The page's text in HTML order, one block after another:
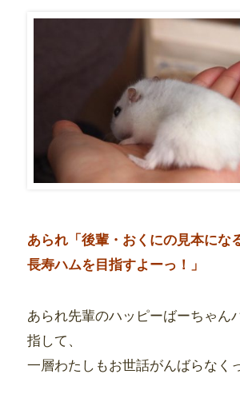
あられ「後輩・おくにの見本にな
長寿ハムを目指すよーっ！」
あられ先輩のハッピーばーちゃん
指して、
一層わたしもお世話がんばらなく